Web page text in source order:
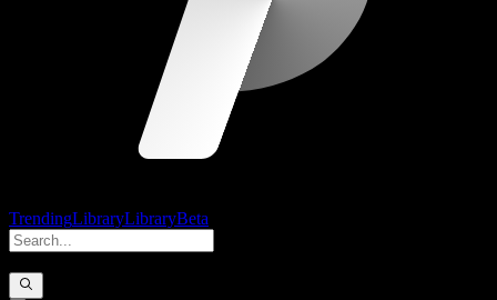
TrendingLibraryLibraryBeta